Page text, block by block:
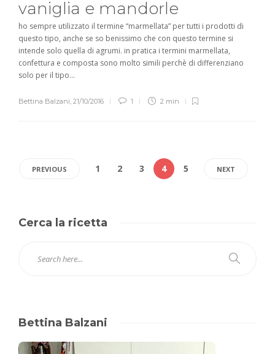
vaniglia e mandorle
ho sempre utilizzato il termine “marmellata” per tutti i prodotti di
questo tipo, anche se so benissimo che con questo termine si
intende solo quella di agrumi. in pratica i termini marmellata,
confettura e composta sono molto simili perchè di differenziano
solo per il tipo...
Bettina Balzani, 21/10/2016 1 2 min
PREVIOUS 1 2 3 4 5 NEXT
Cerca la ricetta
Bettina Balzani